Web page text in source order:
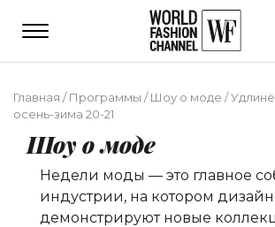
Главная /Программы /Шоу о моде /
осень-зима 20-21
Шоу о моде
Недели моды — это главное
индустрии, на котором
демонстрируют новые